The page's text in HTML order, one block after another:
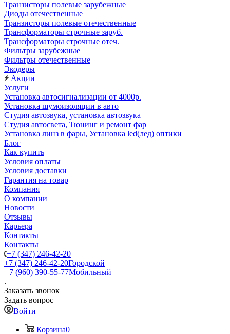
Транзисторы полевые зарубежные
Диоды отечественные
Транзисторы полевые отечественные
Трансформаторы строчные заруб.
Трансформаторы строчные отеч.
Фильтры зарубежные
Фильтры отечественные
Экодеры
Акции
Услуги
Установка автосигнализации от 4000р.
Установка шумоизоляции в авто
Студия автозвука, установка автозвука
Студия автосвета, Тюнинг и ремонт фар
Установка линз в фары, Установка led(лед) оптики
Блог
Как купить
Условия оплаты
Условия доставки
Гарантия на товар
Компания
О компании
Новости
Отзывы
Карьера
Контакты
Контакты
+7 (347) 246-42-20
+7 (347) 246-42-20Городской
+7 (960) 390-55-77Мобильный
Заказать звонок
Задать вопрос
Войти
Корзина0